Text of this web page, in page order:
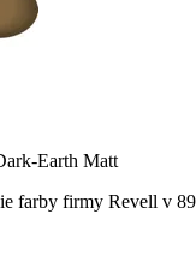
Earth Matt
farby firmy Revell v